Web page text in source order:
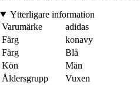
Ytterligare information
Varumärke
adidas
Färg
konavy
Färg
Blå
Kön
Män
Åldersgrupp
Vuxen